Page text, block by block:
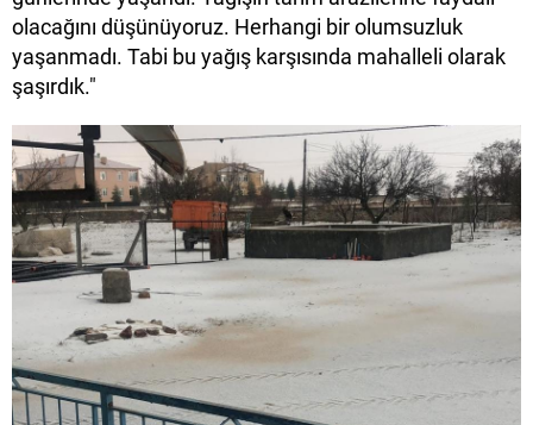
olacağını düşünüyoruz. Herhangi bir olumsuzluk
yaşanmadı. Tabi bu yağış karşısında mahalleli olarak
şaşırdık."